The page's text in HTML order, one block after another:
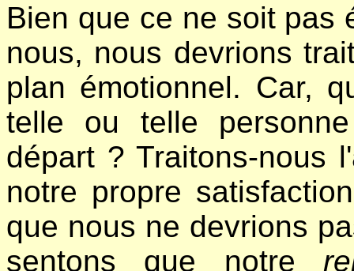
Bien que ce ne soit pas
nous, nous devrions
plan émotionnel. Car,
telle ou telle
départ ? Traitons-nous
notre propre
que nous ne devrions
sentons que notre